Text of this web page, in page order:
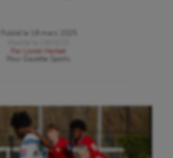
Publié le
18 mars 2025
Par
Lionel Herbet
Gazette Sports